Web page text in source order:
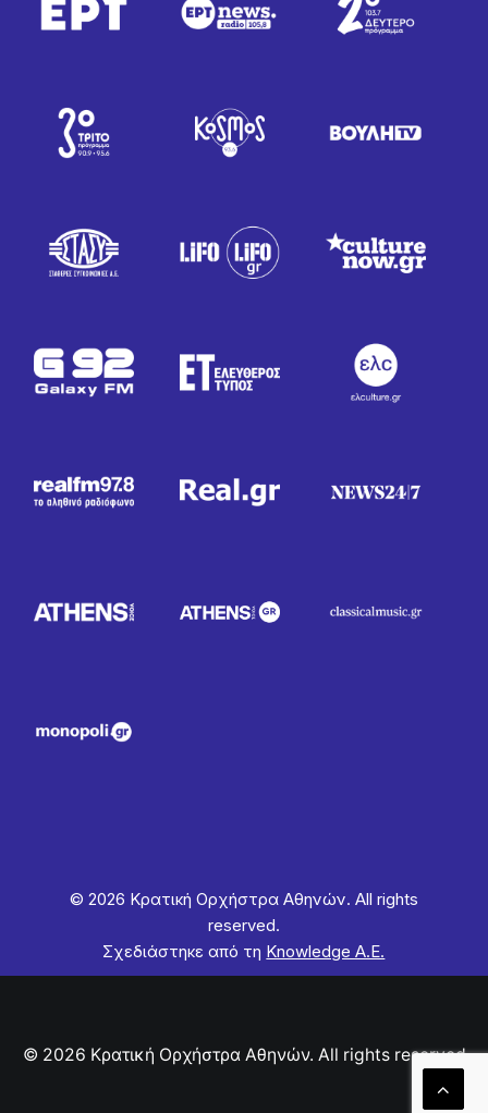
© 2026 Κρατική Ορχήστρα Αθηνών. All rights
reserved.
Σχεδιάστηκε από τη Knowledge Α.Ε.
© 2026 Κρατική Ορχήστρα Αθηνών. All rights reserved